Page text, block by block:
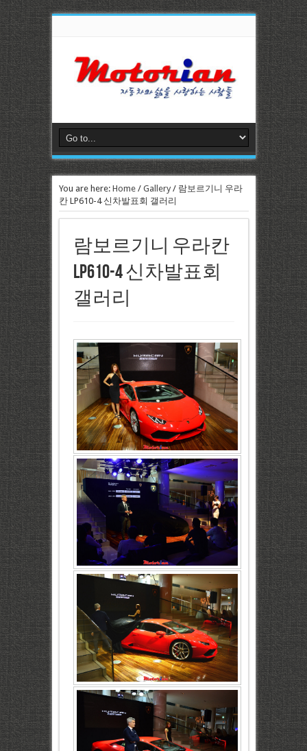
You are here: Home/ Gallery/ 람보르기니 우라
칸 LP610-4 신차발표회 갤러리
람보르기니 우라칸
LP610-4 신차발표회
갤러리